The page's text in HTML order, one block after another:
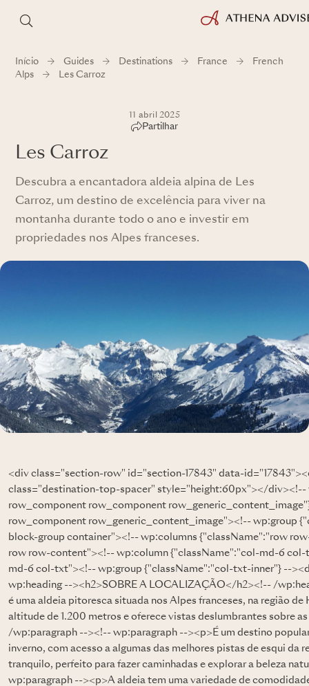
Início Guides Destinations France
French
Alps
Les Carroz
11 abril 2025
Partilhar
Les Carroz
Descubra a encantadora aldeia alpina de Les
Carroz, um destino de excelência para viver na
montanha durante todo o ano e investir em
propriedades nos Alpes franceses.
<div class="section-row" id="section-17843" data-
class="destination-top-spacer" style="height:60px"></div><!--
row_component row_component
row_component row_generic_content_image"><!-- wp:group
block-group container"><!-- wp:columns {"className":"row
row row-content"><!-- wp:column {"className":"col-md-6
md-6 col-txt"><!-- wp:group {"className":"col-txt-inner"} --
wp:heading --><h2>SOBRE A LOCALIZAÇÃO</h2><!-- /
é uma aldeia pitoresca situada nos Alpes franceses, na região
altitude de 1.200 metros e oferece vistas deslumbrantes sobre
/wp:paragraph --><!-- wp:paragraph --><p>É um destino
inverno, com acesso a algumas das melhores pistas de esqui da
tranquilo, perfeito para fazer caminhadas e explorar a beleza
wp:paragraph --><p>A aldeia tem uma variedade de